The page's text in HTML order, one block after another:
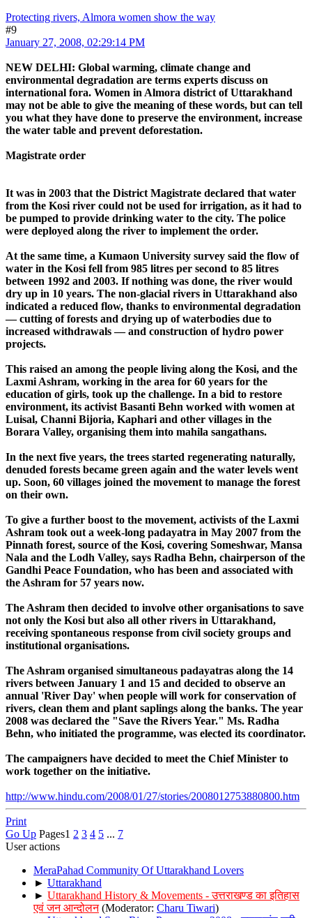
Protecting rivers, Almora women show the way
#9
January 27, 2008, 02:29:14 PM
NEW DELHI: Global warming, climate change and
environmental degradation are terms experts discuss on
international fora. Women in Almora district of Uttarakhand
may not be able to give the meaning of these words, but can tell
you what they have done to preserve the environment, increase
the water table and prevent deforestation.
Magistrate order
It was in 2003 that the District Magistrate declared that water
from the Kosi river could not be used for irrigation, as it had to
be pumped to provide drinking water to the city. The police
were deployed along the river to implement the order.
At the same time, a Kumaon University survey said the flow of
water in the Kosi fell from 985 litres per second to 85 litres
between 1992 and 2003. If nothing was done, the river would
dry up in 10 years. The non-glacial rivers in Uttarakhand also
indicated a reduced flow, thanks to environmental degradation
— cutting of forests and drying up of waterbodies due to
increased withdrawals — and construction of hydro power
projects.
This raised an among the people living along the Kosi, and the
Laxmi Ashram, working in the area for 60 years for the
education of girls, took up the challenge. In a bid to restore
environment, its activist Basanti Behn worked with women at
Luisal, Channi Bijoria, Kaphari and other villages in the
Borara Valley, organising them into mahila sangathans.
In the next five years, the trees started regenerating naturally,
denuded forests became green again and the water levels went
up. Soon, 60 villages joined the movement to manage the forest
on their own.
To give a further boost to the movement, activists of the Laxmi
Ashram took out a week-long padayatra in May 2007 from the
Pinnath forest, source of the Kosi, covering Someshwar, Mansa
Nala and the Lodh Valley, says Radha Behn, chairperson of the
Gandhi Peace Foundation, who has been and associated with
the Ashram for 57 years now.
The Ashram then decided to involve other organisations to save
not only the Kosi but also all other rivers in Uttarakhand,
receiving spontaneous response from civil society groups and
institutional organisations.
The Ashram organised simultaneous padayatras along the 14
rivers between January 1 and 15 and decided to observe an
annual 'River Day' when people will work for conservation of
rivers, clean them and plant saplings along the banks. The year
2008 was declared the "Save the Rivers Year." Ms. Radha
Behn, who initiated the programme, was elected its coordinator.
The campaigners have decided to meet the Chief Minister to
work together on the initiative.
http://www.hindu.com/2008/01/27/stories/2008012753880800.htm
Print
Go Up Pages1 2 3 4 5 ... 7
User actions
MeraPahad Community Of Uttarakhand Lovers
► Uttarakhand
► Uttarakhand History & Movements - उत्तराखण्ड का इतिहास
एवं जन आन्दोलन (Moderator: Charu Tiwari)